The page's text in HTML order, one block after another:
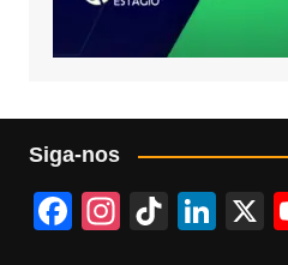
Siga-nos
F
In
Ti
Li
X